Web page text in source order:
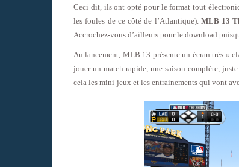
Ceci dit, ils ont opté pour le format tout
les foules de ce côté de l’Atlantique). MLB 13
Accrochez-vous d’ailleurs pour le download
Au lancement, MLB 13 présente un écran très «
jouer un match rapide, une saison complète,
cela les mini-jeux et les entrainements qui vont